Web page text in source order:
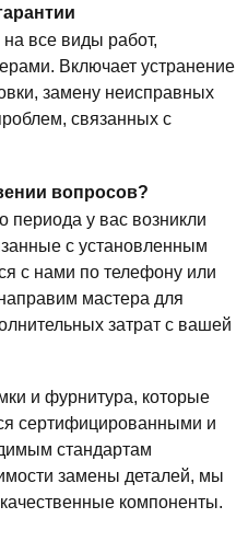
на все виды работ,
Включает устранение
замену неисправных
связанных с
вопросов?
периода у вас возникли
с установленным
с нами по телефону или
мастера для
затрат с вашей
и фурнитура, которые
сертифицированными и
стандартам
замены деталей, мы
компоненты.